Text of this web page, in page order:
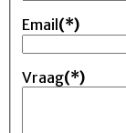
Email(*)
Vraag(*)